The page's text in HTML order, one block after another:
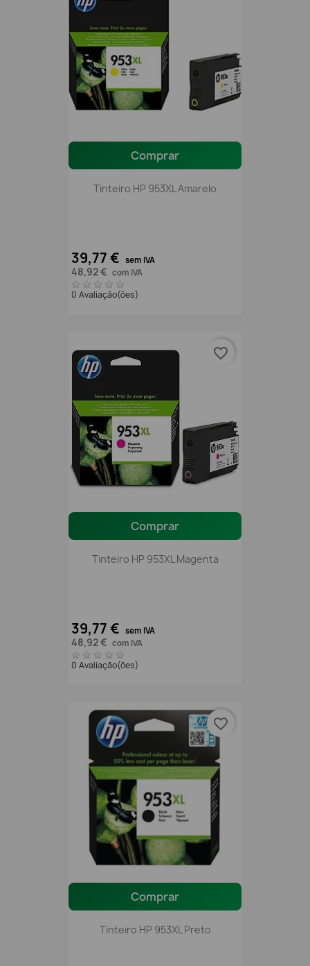
Comprar
Tinteiro HP 953XL Amarelo
39,77 € sem IVA
48,92 € com IVA
0 Avaliação(ões)
Comprar
Tinteiro HP 953XL Magenta
39,77 € sem IVA
48,92 € com IVA
0 Avaliação(ões)
favorite_border
Comprar
Tinteiro HP 953XL Preto
favorite_border